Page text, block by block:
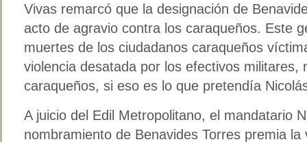
Vivas remarcó que la designación de
acto de agravio contra los caraqueños. Este
muertes de los ciudadanos caraqueños
violencia desatada por los efectivos militares,
caraqueños, si eso es lo que pretendía
A juicio del Edil Metropolitano, el mandatario
nombramiento de Benavides Torres premia